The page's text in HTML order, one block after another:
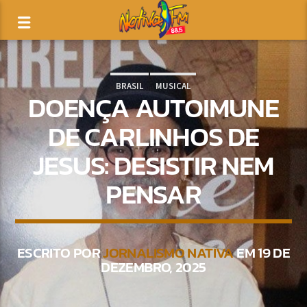
BRASIL MUSICAL
DOENÇA AUTOIMUNE
DE CARLINHOS DE
JESUS: DESISTIR NEM
PENSAR
ESCRITO PORJORNALISMO NATIVAEM 19 DE
DEZEMBRO, 2025